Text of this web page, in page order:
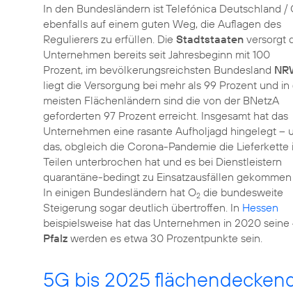
In den Bundesländern ist Telefónica Deutschland /
ebenfalls auf einem guten Weg, die Auflagen des
Regulierers zu erfüllen. Die Stadtstaaten versorgt
Unternehmen bereits seit Jahresbeginn mit 100
Prozent, im bevölkerungsreichsten Bundesland
liegt die Versorgung bei mehr als 99 Prozent und in
meisten Flächenländern sind die von der BNetzA
geforderten 97 Prozent erreicht. Insgesamt hat das
Unternehmen eine rasante Aufholjagd hingelegt –
das, obgleich die Corona-Pandemie die Lieferkette
Teilen unterbrochen hat und es bei Dienstleistern
quarantäne-bedingt zu Einsatzausfällen gekommen
In einigen Bundesländern hat O2 die bundesweite
Steigerung sogar deutlich übertroffen. In Hessen
beispielsweise hat das Unternehmen in 2020
Pfalz werden es etwa 30 Prozentpunkte sein.
5G bis 2025